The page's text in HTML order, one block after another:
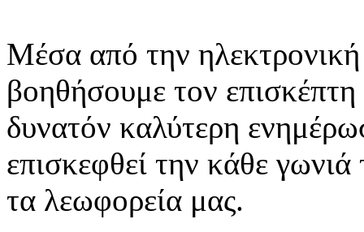
Μέσα από την ηλεκτρονική
βοηθήσουμε τον
δυνατόν καλύτερη
επισκεφθεί την κάθε
τα λεωφορεία μας.